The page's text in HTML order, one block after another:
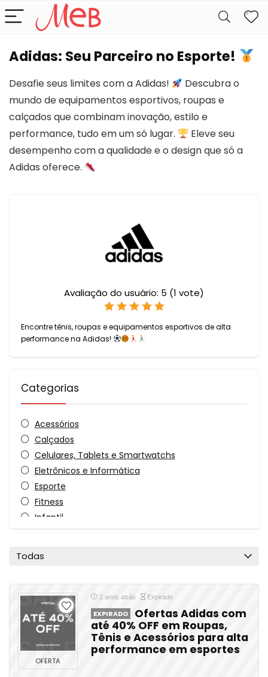
Adidas: Seu Parceiro no Esporte!
Desafie seus limites com a Adidas!
Descubra o
mundo de equipamentos esportivos, roupas e
calçados que combinam inovação, estilo e
performance, tudo em um só lugar.
Eleve seu
desempenho com a qualidade e o design que só a
Adidas oferece.
Avaliação do usuário: 5 (1 vote)
Encontre tênis, roupas e equipamentos esportivos de alta
performance na Adidas!
Categorias
Acessórios
Calçados
Celulares, Tablets e Smartwatchs
Eletrônicos e Informática
Esporte
Fitness
Infantil
Moda e Acessórios
Todas
OFERTA
2 anos atrás Expirado
EXPIRADO
Ofertas Adidas com
até 40% OFF em Roupas,
Tênis e Acessórios para alta
performance em esportes